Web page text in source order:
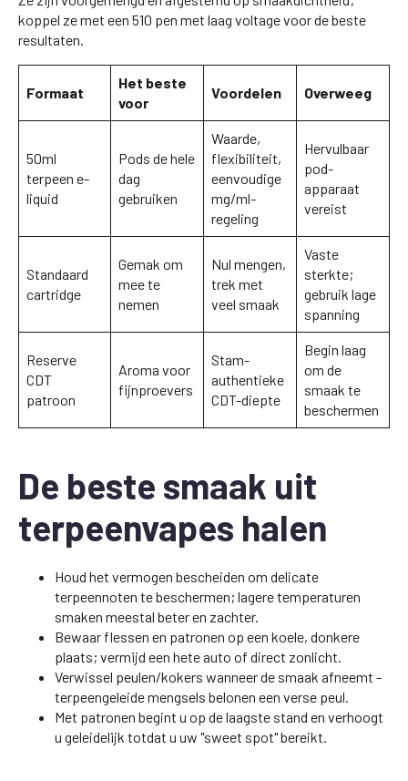
koppel ze met een 510 pen met laag voltage voor de beste
resultaten.
Formaat
Het beste
voor
Voordelen Overweeg
50ml
terpeen e-
liquid
Pods de hele
dag
gebruiken
Waarde,
flexibiliteit,
eenvoudige
mg/ml-
regeling
Hervulbaar
pod-
apparaat
vereist
Standaard
cartridge
Gemak om
mee te
nemen
Nul mengen,
trek met
veel smaak
Vaste
sterkte;
gebruik lage
spanning
Reserve
CDT
patroon
Aroma voor
fijnproevers
Stam-
authentieke
CDT-diepte
Begin laag
om de
smaak te
beschermen
De beste smaak uit
terpeenvapes halen
Houd het vermogen bescheiden om delicate
terpeennoten te beschermen; lagere temperaturen
smaken meestal beter en zachter.
Bewaar flessen en patronen op een koele, donkere
plaats; vermijd een hete auto of direct zonlicht.
Verwissel peulen/kokers wanneer de smaak afneemt -
terpeengeleide mengsels belonen een verse peul.
Met patronen begint u op de laagste stand en verhoogt
u geleidelijk totdat u uw "sweet spot" bereikt.